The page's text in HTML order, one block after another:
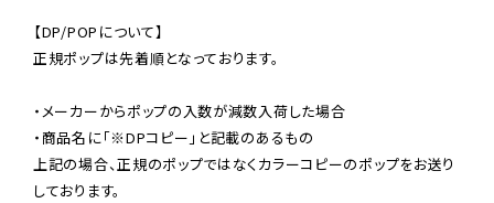
【DP/POPについて】
正規ポップは先着順となっております。
・メーカーからポップの入数が減数入荷した場合
・商品名に「※DPコピー」と記載のあるもの
上記の場合、正規のポップではなくカラーコピーのポップをお送り
しております。